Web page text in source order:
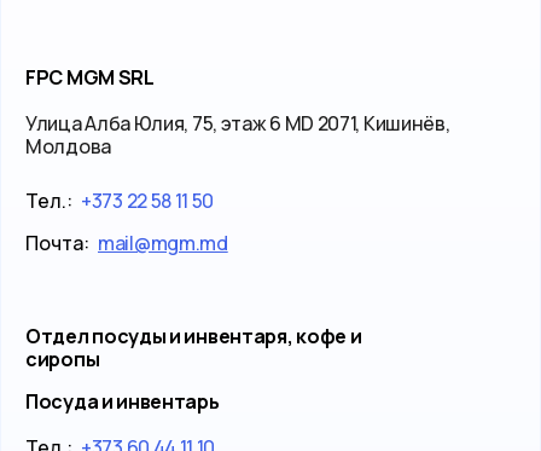
FPC MGM SRL
Улица Алба Юлия, 75, этаж 6 MD 2071, Кишинёв,
Молдова
Тел.: +373 22 58 11 50
Почта: mail@mgm.md
Отдел посуды и инвентаря, кофе и
сиропы
Посуда и инвентарь